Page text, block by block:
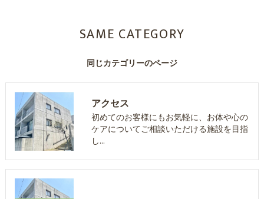
同じカテゴリーのページ
SAME CATEGORY
アクセス
初めてのお客様にもお気軽に、お体や心の
ケアについてご相談いただける施設を目指
し…